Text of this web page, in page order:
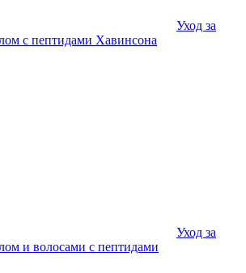
Уход за
с пептидами Хавинсона
Уход за
и волосами с пептидами